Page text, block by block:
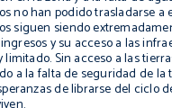
no han podido trasladarse a
siguen siendo
y su acceso a las
limitado. Sin acceso a las
a la falta de seguridad de la
de librarse del ciclo